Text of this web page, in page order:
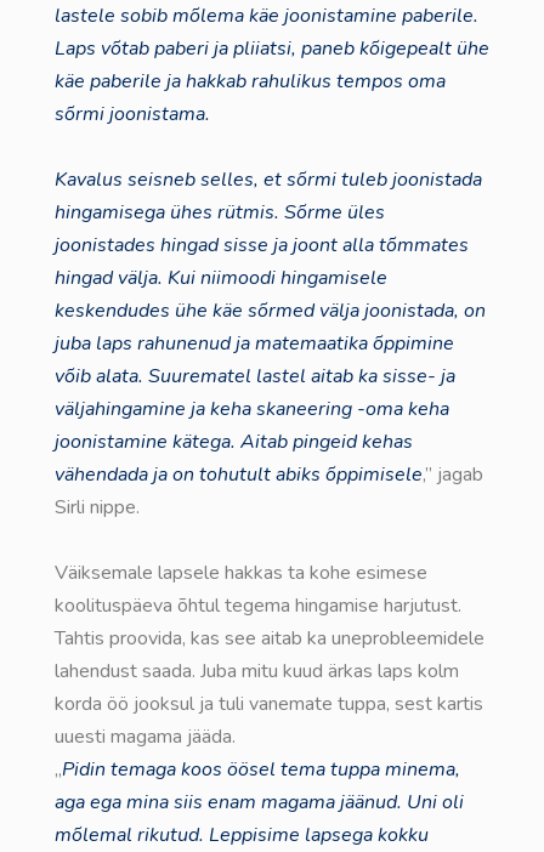
lastele sobib mõlema käe joonistamine paberile.
Laps võtab paberi ja pliiatsi, paneb kõigepealt ühe
käe paberile ja hakkab rahulikus tempos oma
sõrmi joonistama.
Kavalus seisneb selles, et sõrmi tuleb joonistada
hingamisega ühes rütmis. Sõrme üles
joonistades hingad sisse ja joont alla tõmmates
hingad välja. Kui niimoodi hingamisele
keskendudes ühe käe sõrmed välja joonistada, on
juba laps rahunenud ja matemaatika õppimine
võib alata. Suurematel lastel aitab ka sisse- ja
väljahingamine ja keha skaneering -oma keha
joonistamine kätega. Aitab pingeid kehas
vähendada ja on tohutult abiks õppimisele,” jagab
Sirli nippe.
Väiksemale lapsele hakkas ta kohe esimese
koolituspäeva õhtul tegema hingamise harjutust.
Tahtis proovida, kas see aitab ka uneprobleemidele
lahendust saada. Juba mitu kuud ärkas laps kolm
korda öö jooksul ja tuli vanemate tuppa, sest kartis
uuesti magama jääda.
„Pidin temaga koos öösel tema tuppa minema,
aga ega mina siis enam magama jäänud. Uni oli
mõlemal rikutud. Leppisime lapsega kokku